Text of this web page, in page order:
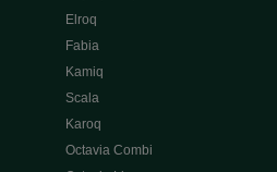
Elroq
Fabia
Kamiq
Scala
Karoq
Octavia Combi